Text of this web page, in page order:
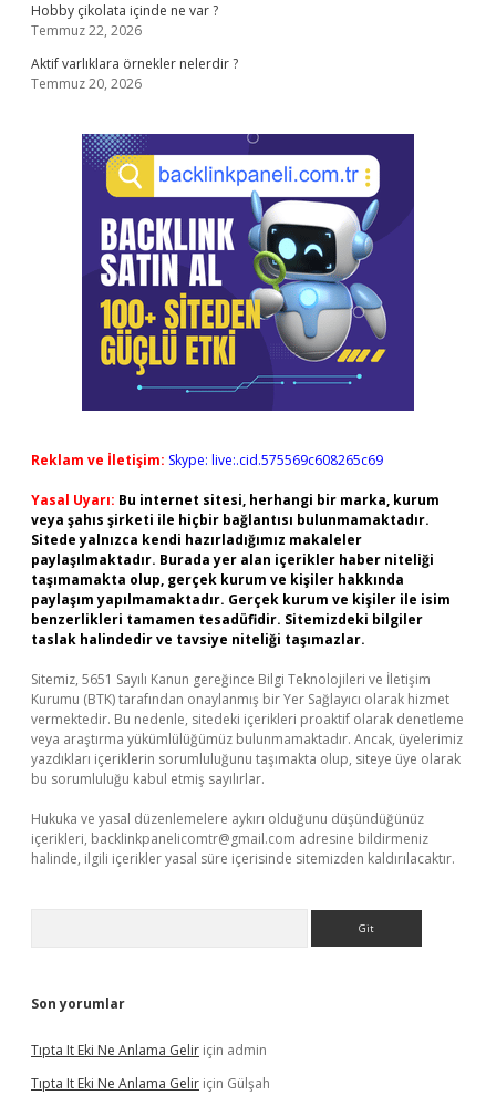
Hobby çikolata içinde ne var ?
Temmuz 22, 2026
Aktif varlıklara örnekler nelerdir ?
Temmuz 20, 2026
Reklam ve İletişim: Skype: live:.cid.575569c608265c69
Yasal Uyarı: Bu internet sitesi, herhangi bir marka, kurum
veya şahıs şirketi ile hiçbir bağlantısı bulunmamaktadır.
Sitede yalnızca kendi hazırladığımız makaleler
paylaşılmaktadır. Burada yer alan içerikler haber niteliği
taşımamakta olup, gerçek kurum ve kişiler hakkında
paylaşım yapılmamaktadır. Gerçek kurum ve kişiler ile isim
benzerlikleri tamamen tesadüfidir. Sitemizdeki bilgiler
taslak halindedir ve tavsiye niteliği taşımazlar.
Sitemiz, 5651 Sayılı Kanun gereğince Bilgi Teknolojileri ve İletişim
Kurumu (BTK) tarafından onaylanmış bir Yer Sağlayıcı olarak hizmet
vermektedir. Bu nedenle, sitedeki içerikleri proaktif olarak denetleme
veya araştırma yükümlülüğümüz bulunmamaktadır. Ancak, üyelerimiz
yazdıkları içeriklerin sorumluluğunu taşımakta olup, siteye üye olarak
bu sorumluluğu kabul etmiş sayılırlar.
Hukuka ve yasal düzenlemelere aykırı olduğunu düşündüğünüz
içerikleri, backlinkpanelicomtr@gmail.com adresine bildirmeniz
halinde, ilgili içerikler yasal süre içerisinde sitemizden kaldırılacaktır.
Son yorumlar
Tıpta It Eki Ne Anlama Gelir için admin
Tıpta It Eki Ne Anlama Gelir için Gülşah